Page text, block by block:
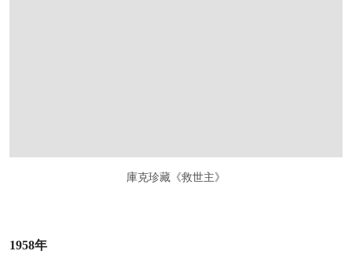
庫克珍藏《救世主》
1958年